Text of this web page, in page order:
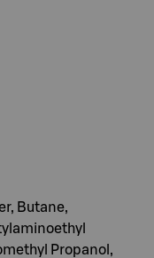
Butane,
Propanol,